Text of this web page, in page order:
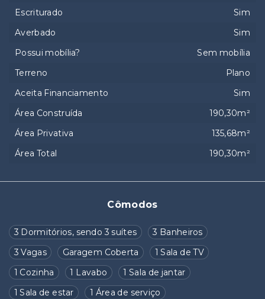
Cômodos
3 Dormitórios, sendo 3 suítes
3 Banheiros
3 Vagas
Garagem Coberta
1 Sala de TV
1 Cozinha
1 Lavabo
1 Sala de jantar
1 Sala de estar
1 Área de serviço
Escriturado
Sim
Averbado
Sim
Possui mobília?
Sem mobília
Terreno
Plano
Aceita Financiamento
Sim
Área Construída
190,30m²
Área Privativa
135,68m²
Área Total
190,30m²